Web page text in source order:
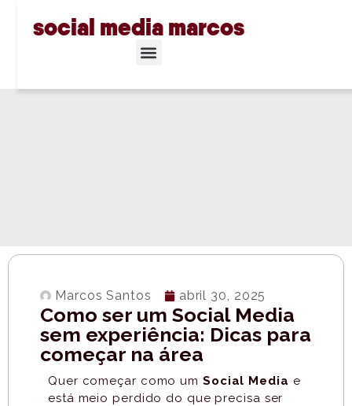
social media marcos
Marcos Santos abril 30, 2025
Como ser um Social Media
sem experiência: Dicas para
começar na área
Quer começar como um Social Media e
está meio perdido do que precisa ser